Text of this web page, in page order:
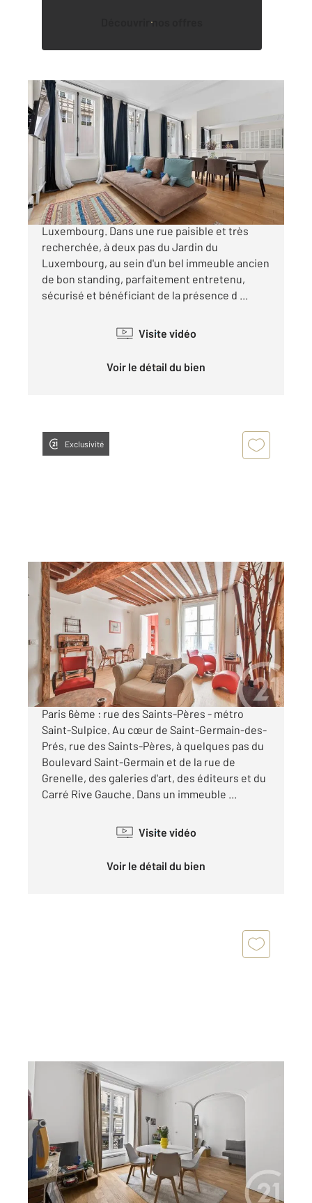
Découvrir nos offres
PARIS 75006
83,41 m 2, 3 pièces
Ref : 594
Appartement T3 à vendre
1 195 000 €
Paris 6ème : Rue Madame - Jardin du
Luxembourg. Dans une rue paisible et très
recherchée, à deux pas du Jardin du
Luxembourg, au sein d'un bel immeuble ancien
de bon standing, parfaitement entretenu,
sécurisé et bénéficiant de la présence d ...
Visite vidéo
Voir le détail du bien
Exclusivité
PARIS 75006
53,19 m2, 3 pièces
Ref : 611
Appartement T3 à vendre
745 000 €
Visiter le site dédié
Paris 6ème : rue des Saints-Pères - métro
Saint-Sulpice. Au cœur de Saint-Germain-des-
Prés, rue des Saints-Pères, à quelques pas du
Boulevard Saint-Germain et de la rue de
Grenelle, des galeries d'art, des éditeurs et du
Carré Rive Gauche. Dans un immeuble ...
Visite vidéo
Voir le détail du bien
PARIS 75007
, 3 pièces
Appartement T3 à vendre
645 000 €
Paris 7ème - Gros Caillou - à vendre -